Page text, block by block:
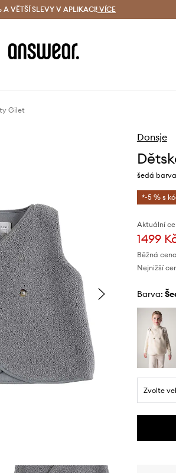
Doručení i do 24 h
A VĚTŠÍ SLEVY V APLIKACI! VÍCE
Gilet
Donsje
šedá
*-5 % s
Aktuální
1499
Běžná
Nejnižší
Barva:
Zvolte